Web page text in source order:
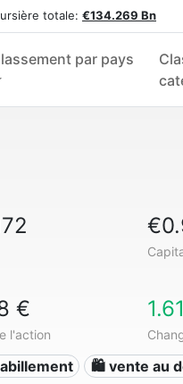
totale: €134.269 Bn
par pays
€
l'action
🛍️ vente au